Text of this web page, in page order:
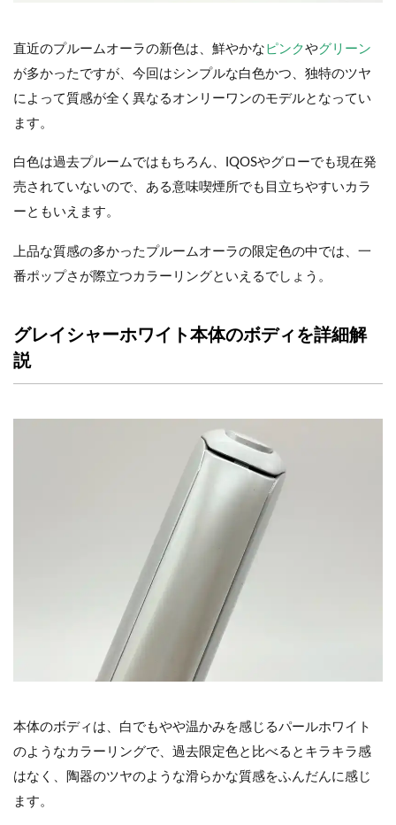
直近のプルームオーラの新色は、鮮やかな ピンクやグリーン
が多かったですが、今回はシンプルな白色かつ、独特のツヤ
によって質感が全く異なるオンリーワンのモデルとなってい
ます。
白色は過去プルームではもちろん、IQOSやグローでも現在発
売されていないので、ある意味喫煙所でも目立ちやすいカラ
ーともいえます。
上品な質感の多かったプルームオーラの限定色の中では、一
番ポップさが際立つカラーリングといえるでしょう。
グレイシャーホワイト本体のボディを詳細解
説
本体のボディは、白でもやや温かみを感じるパールホワイト
のようなカラーリングで、過去限定色と比べるとキラキラ感
はなく、陶器のツヤのような滑らかな質感をふんだんに感じ
ます。